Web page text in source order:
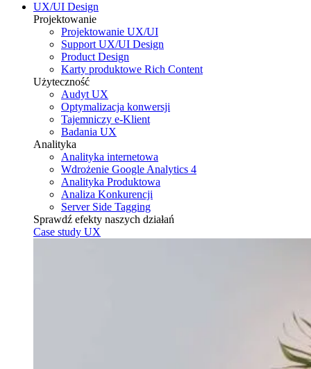
UX/UI Design
Projektowanie
Projektowanie UX/UI
Support UX/UI Design
Product Design
Karty produktowe Rich Content
Użyteczność
Audyt UX
Optymalizacja konwersji
Tajemniczy e-Klient
Badania UX
Analityka
Analityka internetowa
Wdrożenie Google Analytics 4
Analityka Produktowa
Analiza Konkurencji
Server Side Tagging
Sprawdź efekty naszych działań
Case study UX